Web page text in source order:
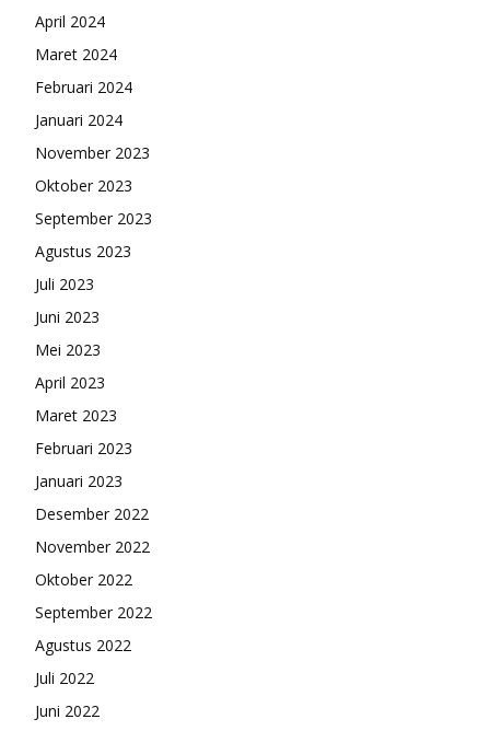
April 2024
Maret 2024
Februari 2024
Januari 2024
November 2023
Oktober 2023
September 2023
Agustus 2023
Juli 2023
Juni 2023
Mei 2023
April 2023
Maret 2023
Februari 2023
Januari 2023
Desember 2022
November 2022
Oktober 2022
September 2022
Agustus 2022
Juli 2022
Juni 2022